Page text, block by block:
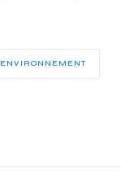
ENVIRONNEMENT